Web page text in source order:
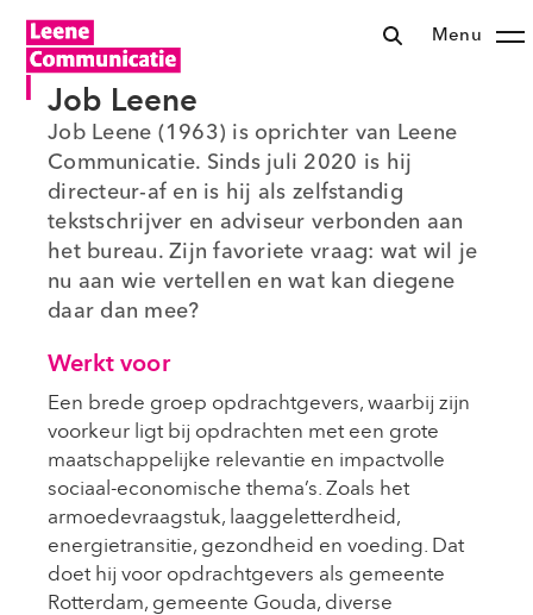
Menu
Job Leene
Job Leene (1963) is oprichter van Leene
Communicatie. Sinds juli 2020 is hij
directeur-af en is hij als zelfstandig
tekstschrijver en adviseur verbonden aan
het bureau. Zijn favoriete vraag: wat wil je
nu aan wie vertellen en wat kan diegene
daar dan mee?
Werkt voor
Een brede groep opdrachtgevers, waarbij zijn
voorkeur ligt bij opdrachten met een grote
maatschappelijke relevantie en impactvolle
sociaal-economische thema’s. Zoals het
armoedevraagstuk, laaggeletterdheid,
energietransitie, gezondheid en voeding. Dat
doet hij voor opdrachtgevers als gemeente
Rotterdam, gemeente Gouda, diverse